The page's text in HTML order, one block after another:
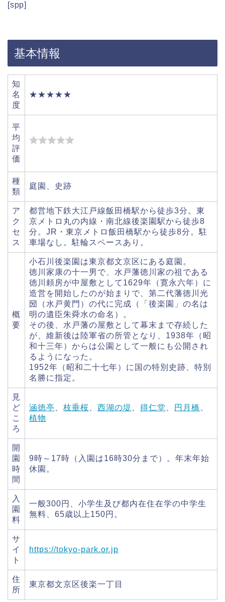
[spp]
基本情報
知
名
度
★★★★★
平
均
評
価
種
類
庭園、史跡
ア
ク
セ
ス
都営地下鉄大江戸線飯田橋駅から徒歩3分。東
京メトロ丸の内線・南北線後楽園駅から徒歩8
分。JR・東京メトロ飯田橋駅から徒歩8分。駐
車場なし。駐輪スペースあり。
概
要
小石川後楽園は東京都文京区にある庭園。
徳川家康の十一男で、水戸藩徳川家の祖である
徳川頼房が中屋敷として1629年（寛永六年）に
造営を開始したのが始まりで、第二代藩徳川光
圀（水戸黄門）の代に完成（「後楽園」の名は
明の遺臣朱舜水の命名）。
その後、水戸藩の屋敷として幕末まで存続した
が、維新後は陸軍省の所管となり、1938年（昭
和十三年）からは公園として一般にも公開され
るようになった。
1952年（昭和二十七年）に国の特別史跡、特別
名勝に指定。
見
ど
こ
ろ
涵徳亭 枝垂桜 西湖の堤 得仁堂 円月橋
植物
開
園
時
間
9時～17時（入園は16時30分まで）。年末年始
休園。
入
園
料
一般300円、小学生及び都内在住在学の中学生
無料、65歳以上150円。
サ
イ
ト
https://tokyo-park.or.jp
住
所
東京都文京区後楽一丁目